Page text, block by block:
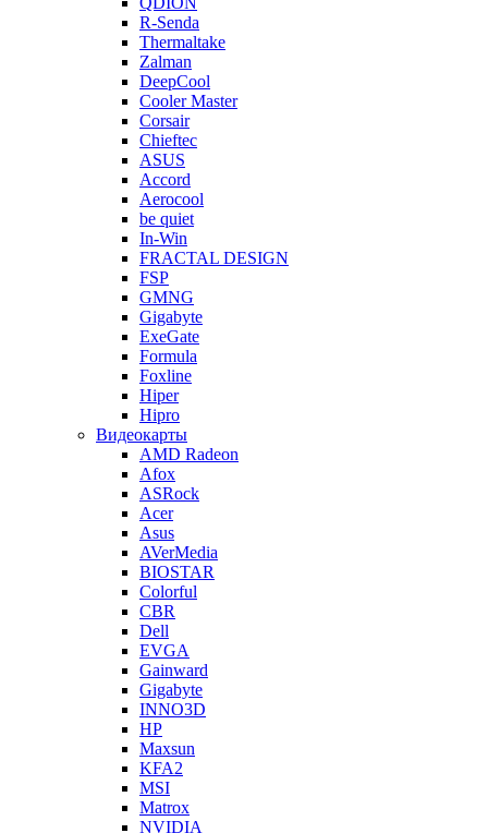
R-Senda
Thermaltake
Zalman
DeepCool
Cooler Master
Corsair
Chieftec
ASUS
Accord
Aerocool
be quiet
In-Win
FRACTAL DESIGN
FSP
GMNG
Gigabyte
ExeGate
Formula
Foxline
Hiper
Hipro
Видеокарты
AMD Radeon
Afox
ASRock
Acer
Asus
AVerMedia
BIOSTAR
Colorful
CBR
Dell
EVGA
Gainward
Gigabyte
INNO3D
HP
Maxsun
KFA2
MSI
Matrox
NVIDIA